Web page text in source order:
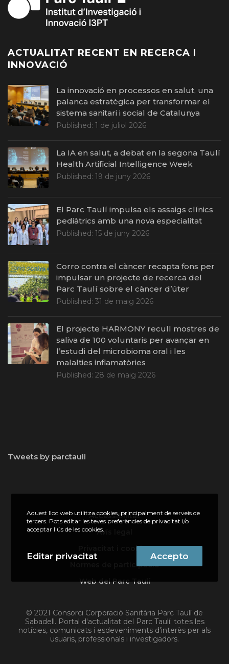
ACTUALITAT RECENT EN RECERCA I
INNOVACIÓ
La innovació en processos en salut, una
palanca estratègica per transformar el
sistema sanitari i social de Catalunya
Published: 1 de juliol 2026
La IA en salut, a debat en la segona Taulí
Health Artificial Intelligence Week
Published: 19 de juny 2026
El Parc Taulí impulsa els assaigs clínics
pediàtrics amb una nova especialitat
Published: 15 de juny 2026
Corro contra el càncer recapta fons per
impulsar un projecte de recerca del
Parc Taulí sobre el càncer d’úter
Published: 31 de maig 2026
El projecte HARMONY recull mostres de
saliva de 100 voluntaris per avançar en
l’estudi del microbioma oral i les
malalties inflamatòries
Published: 28 de maig 2026
Tweets by parctauli
© 2021 Consorci Corporació Sanitària Parc Taulí de
Sabadell. Portal d'actualitat del Parc Taulí: totes les
notícies, comunicats i esdeveniments d'interès per als
usuaris, professionals i investigadors.
Accessibilitat
Avís legal
Privacitat i cookies
Normes de participació
Web del Parc Taulí
Aquest lloc web utilitza cookies, principalment de serveis de
tercers. Pots editar les teves preferències de privacitat i/o
acceptar l'ús de les cookies.
Editar privacitat Accepto